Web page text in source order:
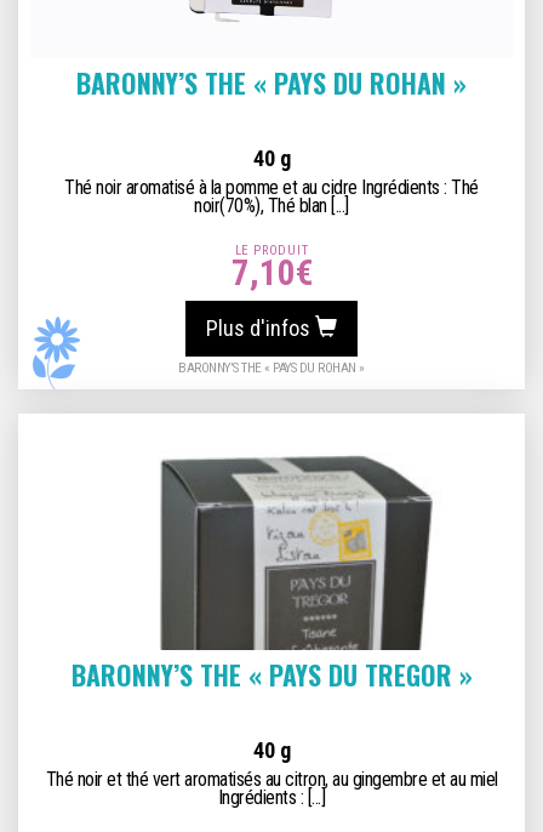
BARONNY’S THE « PAYS DU ROHAN »
40 g
Thé noir aromatisé à la pomme et au cidre Ingrédients : Thé
noir(70%), Thé blan [...]
LE PRODUIT
7,10€
Plus d'infos
BARONNY’S THE « PAYS DU ROHAN »
BARONNY’S THE « PAYS DU TREGOR »
40 g
Thé noir et thé vert aromatisés au citron, au gingembre et au miel
Ingrédients : [...]